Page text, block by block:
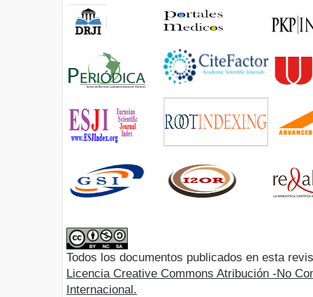
Todos los documentos publicados en esta
Licencia Creative Commons Atribución -No
Internacional.